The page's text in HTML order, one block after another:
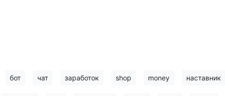
бот чат заработок shop money наставник